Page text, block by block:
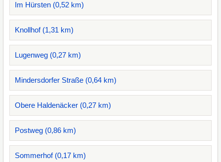
Im Hürsten (0,52 km)
Knollhof (1,31 km)
Lugenweg (0,27 km)
Mindersdorfer Straße (0,64 km)
Obere Haldenäcker (0,27 km)
Postweg (0,86 km)
Sommerhof (0,17 km)